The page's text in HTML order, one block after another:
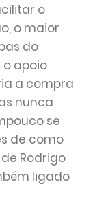
o
o maior
do
o apoio
a compra
nunca
se
de como
Rodrigo
ligado